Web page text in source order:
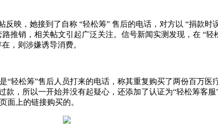
映，她接到了自称 “轻松筹” 售后的电话，对方以 “捐款
推销，相关帖文引起广泛关注。信号新闻实测发现，在 “
，则涉嫌诱导消费。
轻松筹”售后人员打来的电话，称其重复购买了两份百万
，所以一开始并没有起疑心，还添加了认证为“轻松筹客
面上的链接购买的。